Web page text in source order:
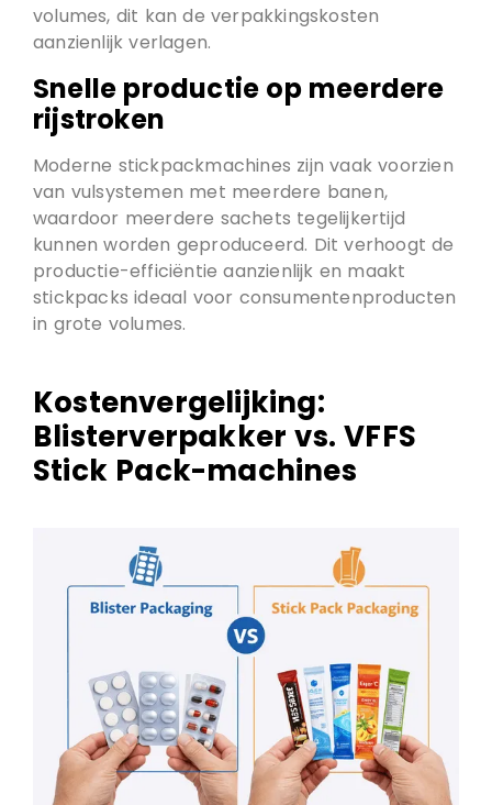
volumes, dit kan de verpakkingskosten
aanzienlijk verlagen.
Snelle productie op meerdere
rijstroken
Moderne stickpackmachines zijn vaak voorzien
van vulsystemen met meerdere banen,
waardoor meerdere sachets tegelijkertijd
kunnen worden geproduceerd. Dit verhoogt de
productie-efficiëntie aanzienlijk en maakt
stickpacks ideaal voor consumentenproducten
in grote volumes.
Kostenvergelijking:
Blisterverpakker vs. VFFS
Stick Pack-machines